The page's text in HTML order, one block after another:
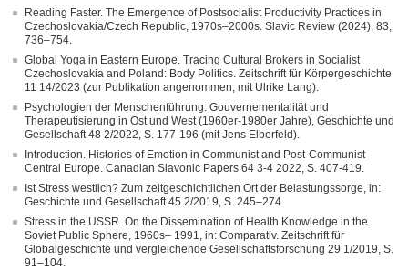
Reading Faster. The Emergence of Postsocialist Productivity Practices in
Czechoslovakia/Czech Republic, 1970s–2000s. Slavic Review (2024), 83,
736–754.
Global Yoga in Eastern Europe. Tracing Cultural Brokers in Socialist
Czechoslovakia and Poland: Body Politics. Zeitschrift für Körpergeschichte
11 14/2023 (zur Publikation angenommen, mit Ulrike Lang).
Psychologien der Menschenführung: Gouvernementalität und
Therapeutisierung in Ost und West (1960er-1980er Jahre), Geschichte und
Gesellschaft 48 2/2022, S. 177-196 (mit Jens Elberfeld).
Introduction. Histories of Emotion in Communist and Post-Communist
Central Europe. Canadian Slavonic Papers 64 3-4 2022, S. 407-419.
Ist Stress westlich? Zum zeitgeschichtlichen Ort der Belastungssorge, in:
Geschichte und Gesellschaft 45 2/2019, S. 245–274.
Stress in the USSR. On the Dissemination of Health Knowledge in the
Soviet Public Sphere, 1960s– 1991, in: Comparativ. Zeitschrift für
Globalgeschichte und vergleichende Gesellschaftsforschung 29 1/2019, S.
91–104.